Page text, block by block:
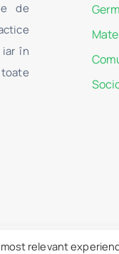
de
în
relevant